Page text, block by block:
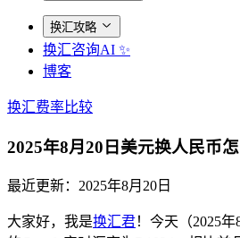
换汇攻略
换汇咨询AI ✨
博客
换汇费率比较
2025年8月20日美元换人民币怎
最近更新： 2025年8月20日
大家好，我是换汇君！今天（2025